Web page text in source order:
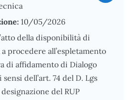
10/05/2026
della disponibilità di
a procedere all’espletamento
di affidamento di Dialogo
dell’art. 74 del D. Lgs
del RUP